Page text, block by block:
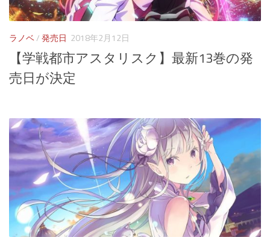
ラノベ/発売日 2018年2月12日
【学戦都市アスタリスク】最新13巻の発
売日が決定